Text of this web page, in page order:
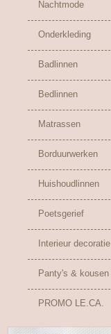
Nachtmode
Onderkleding
Badlinnen
Bedlinnen
Matrassen
Borduurwerken
Huishoudlinnen
Poetsgerief
Interieur decoratie
Panty's & kousen
PROMO LE.CA.